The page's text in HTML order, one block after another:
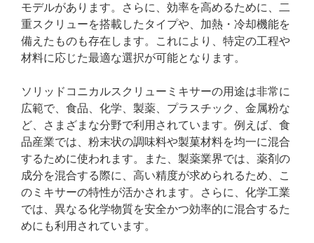
モデルがあります。さらに、効率を高めるために、二
重スクリューを搭載したタイプや、加熱・冷却機能を
備えたものも存在します。これにより、特定の工程や
材料に応じた最適な選択が可能となります。
ソリッドコニカルスクリューミキサーの用途は非常に
広範で、食品、化学、製薬、プラスチック、金属粉な
ど、さまざまな分野で利用されています。例えば、食
品産業では、粉末状の調味料や製菓材料を均一に混合
するために使われます。また、製薬業界では、薬剤の
成分を混合する際に、高い精度が求められるため、こ
のミキサーの特性が活かされます。さらに、化学工業
では、異なる化学物質を安全かつ効率的に混合するた
めにも利用されています。